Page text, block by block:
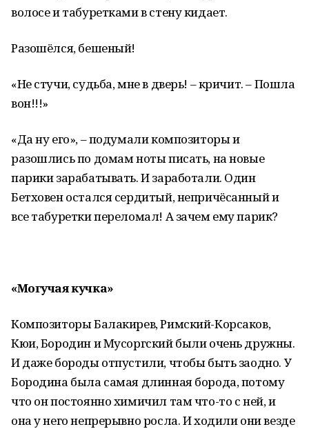
волосе и табуретками в стену кидает.
Разошёлся, бешеный!
«Не стучи, судьба, мне в дверь! – кричит. – Пошла
вон!!!»
«Да ну его», – подумали композиторы и
разошлись по домам ноты писать, на новые
парики зарабатывать. И заработали. Один
Бетховен остался сердитый, непричёсанный и
все табуретки переломал! А зачем ему парик?
«Могучая кучка»
Композиторы Балакирев, Римский-Корсаков,
Кюи, Бородин и Мусоргский были очень дружны.
И даже бороды отпустили, чтобы быть заодно. У
Бородина была самая длинная борода, потому
что он постоянно химичил там что-то с ней, и
она у него непрерывно росла. И ходили они везде